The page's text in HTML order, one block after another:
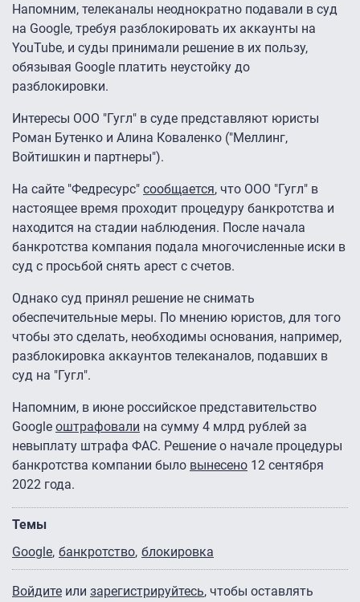
Напомним, телеканалы неоднократно подавали в суд
на Google, требуя разблокировать их аккаунты на
YouTube, и суды принимали решение в их пользу,
обязывая Google платить неустойку до
разблокировки.
Интересы ООО "Гугл" в суде представляют юристы
Роман Бутенко и Алина Коваленко ("Меллинг,
Войтишкин и партнеры").
На сайте "Федресурс" сообщается, что ООО "Гугл" в
настоящее время проходит процедуру банкротства и
находится на стадии наблюдения. После начала
банкротства компания подала многочисленные иски в
суд с просьбой снять арест с счетов.
Однако суд принял решение не снимать
обеспечительные меры. По мнению юристов, для того
чтобы это сделать, необходимы основания, например,
разблокировка аккаунтов телеканалов, подавших в
суд на "Гугл".
Напомним, в июне российское представительство
Google оштрафовали на сумму 4 млрд рублей за
невыплату штрафа ФАС. Решение о начале процедуры
банкротства компании было вынесено 12 сентября
2022 года.
Темы
Google банкротство блокировка
Войдите или зарегистрируйтесь, чтобы оставлять